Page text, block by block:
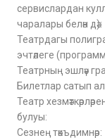
сервислардан
чаралары белән дә):
Театрдагы
эчтәлеге
Театрның эшләү
Билетлар сатып
Театр
булуы:
Сезнең тәкъдимнәр: